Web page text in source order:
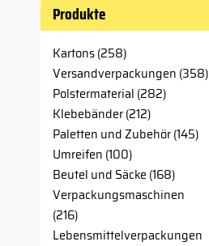
Produkte
Kartons (258)
Versandverpackungen (358)
Polstermaterial (282)
Klebebänder (212)
Paletten und Zubehör (145)
Umreifen (100)
Beutel und Säcke (168)
Verpackungsmaschinen
(216)
Lebensmittelverpackungen